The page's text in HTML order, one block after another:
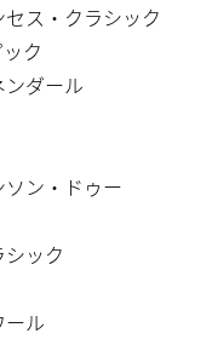
ス・クラシック
ク
ダール
ン・ドゥー
ック
ル